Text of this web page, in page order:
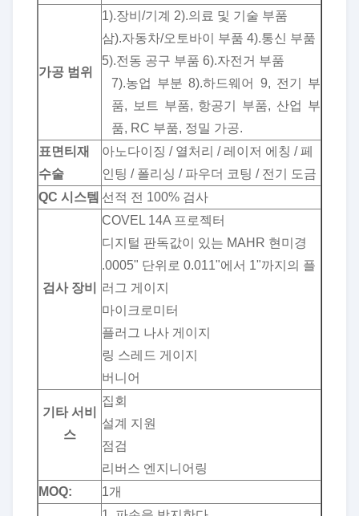
가공 범위
1).장비/기계 2).의료 및 기술 부품
삼).자동차/오토바이 부품 4).통신 부품
5).전동 공구 부품 6).자전거 부품
7).농업 부분 8).하드웨어 9, 전기 부
품, 보트 부품, 항공기 부품, 산업 부
품, RC 부품, 정밀 가공.
표면 티 재
수술
아노다이징 / 열처리 / 레이저 에칭 / 페
인팅 / 폴리싱 / 파우더 코팅 / 전기 도금
QC 시스템 선적 전 100% 검사
검사 장비
COVEL 14A 프로젝터
디지털 판독값이 있는 MAHR 현미경
.0005" 단위로 0.011"에서 1"까지의 플
러그 게이지
마이크로미터
플러그 나사 게이지
링 스레드 게이지
버니어
기타 서비
스
집회
설계 지원
점검
리버스 엔지니어링
MOQ:
1개